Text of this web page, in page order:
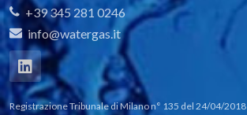
+39 345 281 0246
info@watergas.it
Registrazione Tribunale di Milano n° 135 del 24/04/2018